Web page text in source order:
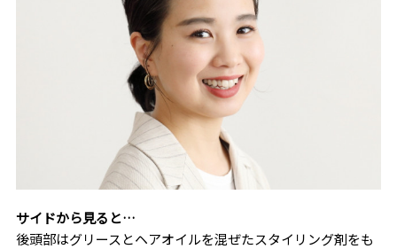
サイドから見ると…
後頭部はグリースとヘアオイルを混ぜたスタイリング剤をも